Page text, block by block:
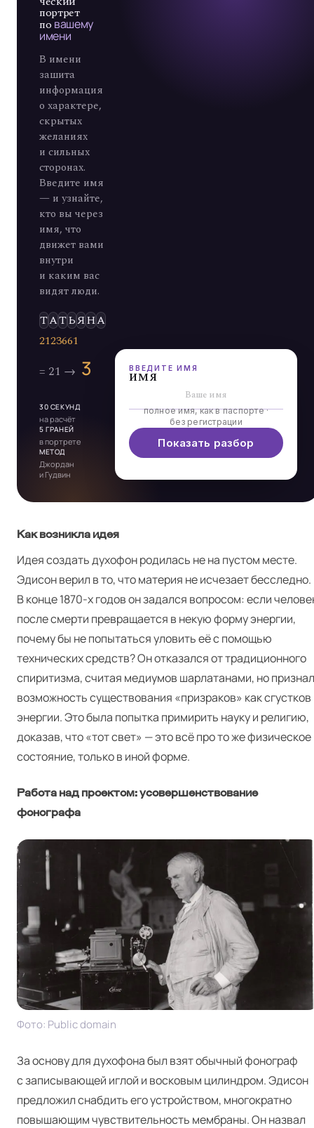
портрет
по вашему
имени
В имени
зашита
информация
о характере,
скрытых
желаниях
и сильных
сторонах.
Введите имя
— и узнайте,
кто вы через
имя, что
движет вами
внутри
и каким вас
видят люди.
30 СЕКУНД
на расчёт
5 ГРАНЕЙ
в портрете
МЕТОД
Джордан
и Гудвин
ВВЕДИТЕ ИМЯ
имя
полное имя, как в паспорте ·
без регистрации
Показать разбор
Как возникла идея
Идея создать духофон родилась не на пустом месте.
Эдисон верил в то, что материя не исчезает бесследно.
В конце 1870‑х годов он задался вопросом: если
после смерти превращается в некую форму энергии,
почему бы не попытаться уловить её с помощью
технических средств? Он отказался от традиционного
спиритизма, считая медиумов шарлатанами, но признал
возможность существования «призраков» как сгустков
энергии. Это была попытка примирить науку и религию,
доказав, что «тот свет» — это всё про то же физическое
состояние, только в иной форме.
Работа над проектом: усовершенствование
фонографа
Фото: Pub­lic domain
За основу для духофона был взят обычный фонограф
с записывающей иглой и восковым цилиндром. Эдисон
предложил снабдить его устройством, многократно
повышающим чувствительность мембраны. Он назвал